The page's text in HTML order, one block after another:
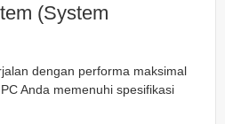
(System
dengan performa maksimal
Anda memenuhi spesifikasi